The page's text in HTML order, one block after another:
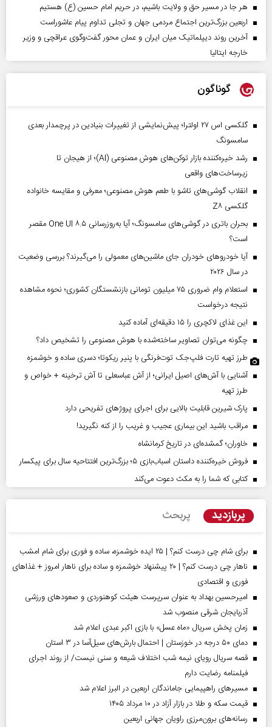
هر جا در مسیر حق و ولایت باشیم، در حریم امام حسین (ع) هستیم
اربعین بزرگ‌ترین اجتماع مردمی جهان و تجلی تداوم پیام عاشوراست
آخرین روند دیپلماتیک میان ایران و عمان محور گفت‌وگوی عراقچی و وزیر
خارجه ایتالیا
گوناگون
گلکسی اس ۲۷ اولترا؛ پیش‌نمایشی از تغییرات بنیادین در پرچمدار بعدی
سامسونگ
رشد خیره‌کننده بازار توکن‌های هوش مصنوعی (AI)؛ از هیجان تا
زیرساخت‌های واقعی
انقلاب گوشی‌های تاشو‌ با طعم هوش مصنوعی؛ معرفی و مقایسه خانواده
گلکسی Z۸
بحران باتری در گوشی‌های سامسونگ؛ آیا به‌روزرسانی One UI ۸.۵ مقصر
است؟
آیا خودروهای خودران جای ماشین‌های معمولی را می‌گیرند؟ بررسی وضعیت
در سال ۲۰۲۶
استعلام وام ضروری ۷۵ میلیون تومانی بازنشستگان کشوری؛ نحوه مشاهده
نتیجه درخواست
این غذای لاکچری را ۱۵ دقیقه‌ای آماده کنید
چگونه می‌توان تصاویر ساخته‌شده با هوش مصنوعی را تشخیص داد؟
طرز تهیه تارت فلپ‌جک توت‌فرنگی با پنیر ریکوتا؛ دسری ساده و خوشمزه
آشنایی با آش‌های اصیل ایرانی؛ از آش عباسعلی تا آش ترخینه + خواص و
طرز تهیه
پارک شیرین قابلیت‌ بالایی برای اجرای پروژهای تفریحی دارد
مراقب باشید این بیماری عجیب و غریب را از کنه نگیرید!
خاوران؛ گمشده‌ای در تاریخ کرمانشاه
فروش خیره‌کننده داستان اسباب‌بازی ۵؛ بزرگ‌ترین افتتاحیه سال برای پیکسار
کتابی که شما را به مکث دعوت می‌کند
پربازدید پربحث
برای شام چی درست کنم؟ | ۲۵ ایده خوشمزه، ساده و فوری برای شام امشب
ناهار چی درست کنم؟ | ۲۰ پیشنهاد خوشمزه و ساده برای ناهار امروز + غذاهای
فوری و اقتصادی
امیرحسین بهداد به عنوان سرپرست هیئت کوهنوردی و صعودهای ورزشی
آذربایجان شرقی منصوب شد
زمان پخش سریال «ماه عسل» با بازی اکبر عبدی اعلام شد
دمای ۵۰ درجه در خوزستان | احتمال بارش‌های سیل‌آسا در ۳ استان
قصه سریال رویای نیمه شب اختلاف شیعه و سنی نیست/ از روند اجرای
فیلمنامه رضایت دارم
مسیر‌های راهپیمایی جاماندگان اربعین در البرز اعلام شد
قیمت سکه و طلا در بازار آزاد در ۱۰ مرداد ۱۴۰۵
رسانه‌های برون‌مرزی راویان جهانی اربعین